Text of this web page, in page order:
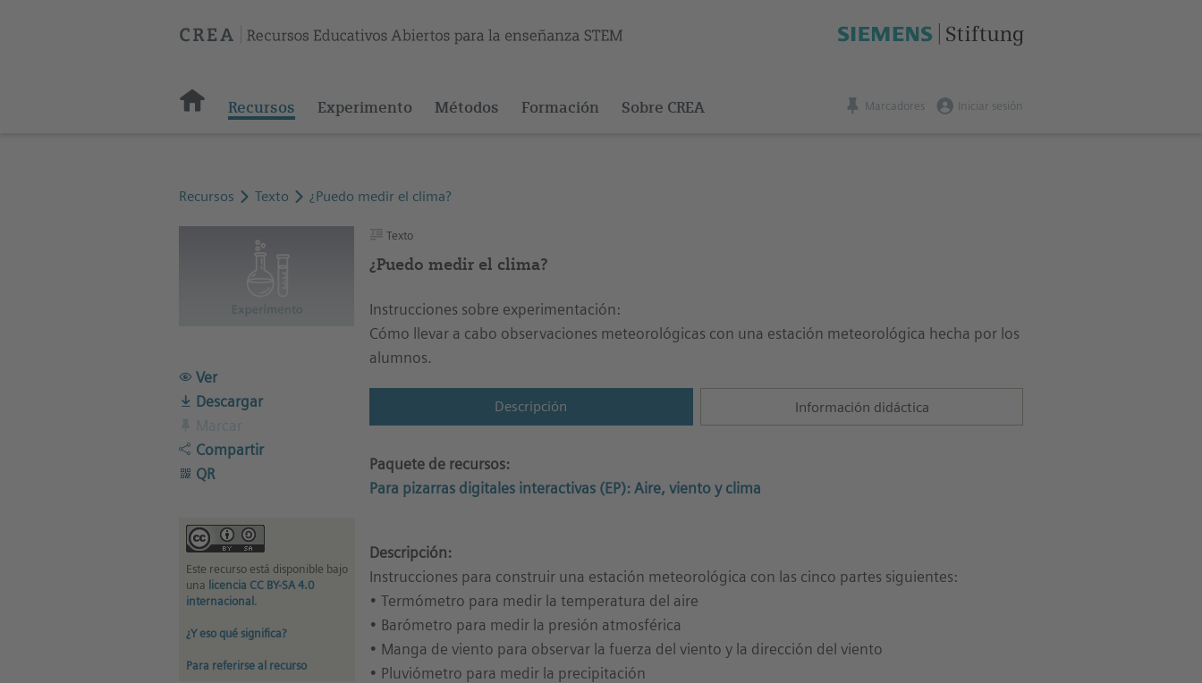
Recursos Experimento Métodos Formación Sobre CREA Marcadores Iniciar sesión
Recursos Texto ¿Puedo medir el clima?
Ver
Descargar
Compartir
QR
Este recurso está disponible bajo
una licencia CC BY-SA 4.0
internacional.
¿Y eso qué significa?
Para referirse al recurso
Texto
¿Puedo medir el clima?
Instrucciones sobre experimentación:
Cómo llevar a cabo observaciones meteorológicas con una estación meteorológica hecha por los
alumnos.
Descripción Información didáctica
Paquete de recursos:
Para pizarras digitales interactivas (EP): Aire, viento y clima
Descripción:
Instrucciones para construir una estación meteorológica con las cinco partes siguientes:
• Termómetro para medir la temperatura del aire
• Barómetro para medir la presión atmosférica
• Manga de viento para observar la fuerza del viento y la dirección del viento
• Pluviómetro para medir la precipitación